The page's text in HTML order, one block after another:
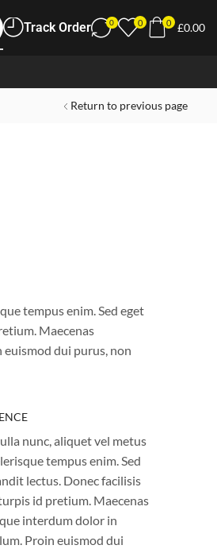
Track Order 0 0 0 £0.00
Return to previous page
tempus enim. Sed eget
Maecenas
dui purus, non
nunc, aliquet vel metus
tempus enim. Sed
lectus. Donec facilisis
id pretium. Maecenas
interdum dolor in
Proin euismod dui